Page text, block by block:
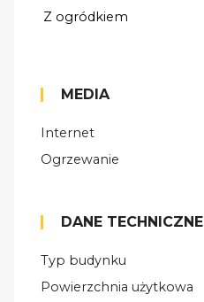
Z ogródkiem
MEDIA
Internet
Ogrzewanie
DANE TECHNICZNE
Typ budynku
Powierzchnia użytkowa